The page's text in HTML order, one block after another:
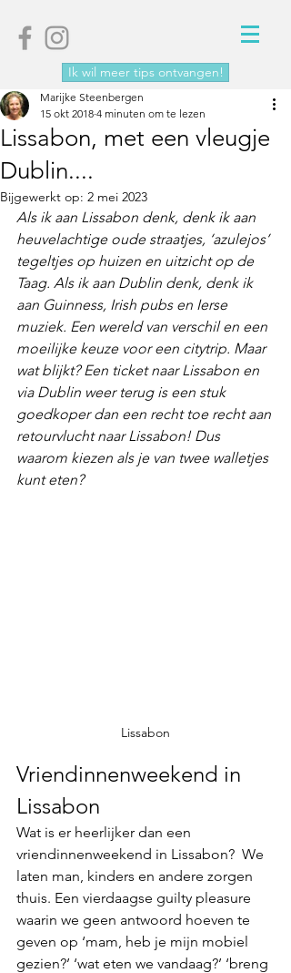
Ik wil meer tips ontvangen!
Lissabon, met een vleugje
Dublin....
Marijke Steenbergen
15 okt 2018 4 minuten om te lezen
Bijgewerkt op: 2 mei 2023
Als ik aan Lissabon denk, denk ik aan
heuvelachtige oude straatjes, ‘azulejos’
tegeltjes op huizen en uitzicht op de
Taag. Als ik aan Dublin denk, denk ik
aan Guinness, Irish pubs en Ierse
muziek. Een wereld van verschil en een
moeilijke keuze voor een citytrip. Maar
wat blijkt? Een ticket naar Lissabon en
via Dublin weer terug is een stuk
goedkoper dan een recht toe recht aan
retourvlucht naar Lissabon! Dus
waarom kiezen als je van twee walletjes
kunt eten?
Lissabon
Vriendinnenweekend in
Lissabon
Wat is er heerlijker dan een
vriendinnenweekend in Lissabon?  We
laten man, kinders en andere zorgen
thuis. Een vierdaagse guilty pleasure
waarin we geen antwoord hoeven te
geven op ‘mam, heb je mijn mobiel
gezien?’ ‘wat eten we vandaag?’ ‘breng